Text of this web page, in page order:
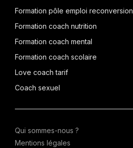
Formation pôle emploi reconversion
Formation coach nutrition
Formation coach mental
Formation coach scolaire
Love coach tarif
Coach sexuel
Qui sommes-nous ?
Mentions légales